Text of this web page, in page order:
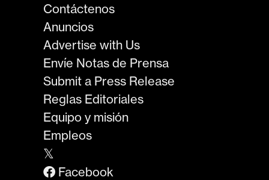
Contáctenos
Anuncios
Advertise with Us
Envíe Notas de Prensa
Submit a Press Release
Reglas Editoriales
Equipo y misión
Empleos
𝕏
Facebook